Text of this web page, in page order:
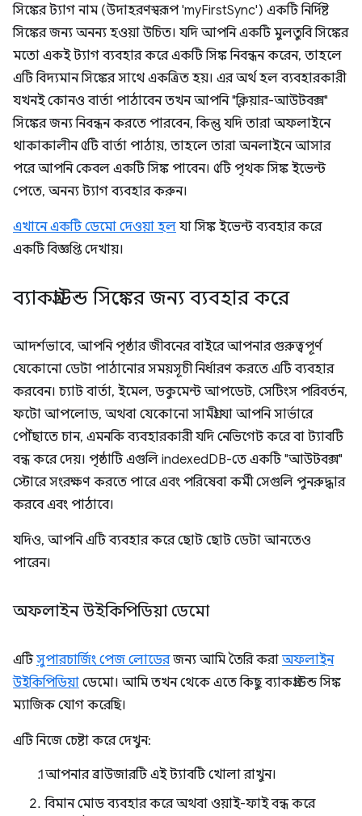
সিঙ্কের ট্যাগ নাম (উদাহরণস্বরূপ 'myFirstSync') একটি নির্দিষ্ট
সিঙ্কের জন্য অনন্য হওয়া উচিত। যদি আপনি একটি মুলতুবি সিঙ্কের
মতো একই ট্যাগ ব্যবহার করে একটি সিঙ্ক নিবন্ধন করেন, তাহলে
এটি বিদ্যমান সিঙ্কের সাথে একত্রিত হয়। এর অর্থ হল ব্যবহারকারী
যখনই কোনও বার্তা পাঠাবেন তখন আপনি "ক্লিয়ার-আউটবক্স"
সিঙ্কের জন্য নিবন্ধন করতে পারবেন, কিন্তু যদি তারা অফলাইনে
থাকাকালীন ৫টি বার্তা পাঠায়, তাহলে তারা অনলাইনে আসার
পরে আপনি কেবল একটি সিঙ্ক পাবেন। ৫টি পৃথক সিঙ্ক ইভেন্ট
পেতে, অনন্য ট্যাগ ব্যবহার করুন।
এখানে একটি ডেমো দেওয়া হল যা সিঙ্ক ইভেন্ট ব্যবহার করে
একটি বিজ্ঞপ্তি দেখায়।
ব্যাকগ্রাউন্ড সিঙ্কের জন্য ব্যবহার করে
আদর্শভাবে, আপনি পৃষ্ঠার জীবনের বাইরে আপনার গুরুত্বপূর্ণ
যেকোনো ডেটা পাঠানোর সময়সূচী নির্ধারণ করতে এটি ব্যবহার
করবেন। চ্যাট বার্তা, ইমেল, ডকুমেন্ট আপডেট, সেটিংস পরিবর্তন,
ফটো আপলোড, অথবা যেকোনো সামগ্রী যা আপনি সার্ভারে
পৌঁছাতে চান, এমনকি ব্যবহারকারী যদি নেভিগেট করে বা ট্যাবটি
বন্ধ করে দেয়। পৃষ্ঠাটি এগুলি indexedDB-তে একটি "আউটবক্স"
স্টোরে সংরক্ষণ করতে পারে এবং পরিষেবা কর্মী সেগুলি পুনরুদ্ধার
করবে এবং পাঠাবে।
যদিও, আপনি এটি ব্যবহার করে ছোট ছোট ডেটা আনতেও
পারেন।
অফলাইন উইকিপিডিয়া ডেমো
এটিসুপারচার্জিং পেজ লোডেরজন্য আমি তৈরি করা অফলাইন
উইকিপিডিয়া ডেমো। আমি তখন থেকে এতে কিছু ব্যাকগ্রাউন্ড সিঙ্ক
ম্যাজিক যোগ করেছি।
এটি নিজে চেষ্টা করে দেখুন:
আপনার ব্রাউজারটি এই ট্যাবটি খোলা রাখুন।
বিমান মোড ব্যবহার করে অথবা ওয়াই-ফাই বন্ধ করে